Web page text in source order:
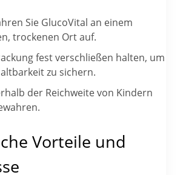
Sie GlucoVital an einem
trockenen Ort auf.
fest verschließen halten, um
zu sichern.
der Reichweite von Kindern
Vorteile und